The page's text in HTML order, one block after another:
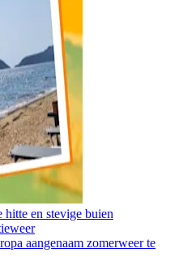
hitte en stevige buien
aangenaam zomerweer te